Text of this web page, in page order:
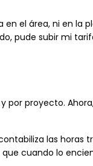
el área, ni en la
pude subir mi
por proyecto.
las horas
cuando lo